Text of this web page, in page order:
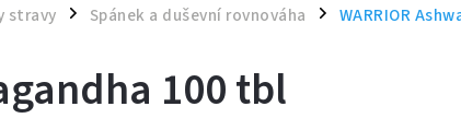
stravy / Spánek a duševní rovnováha / WARRIOR
100 tbl